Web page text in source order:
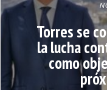
Torres se
la lucha
como